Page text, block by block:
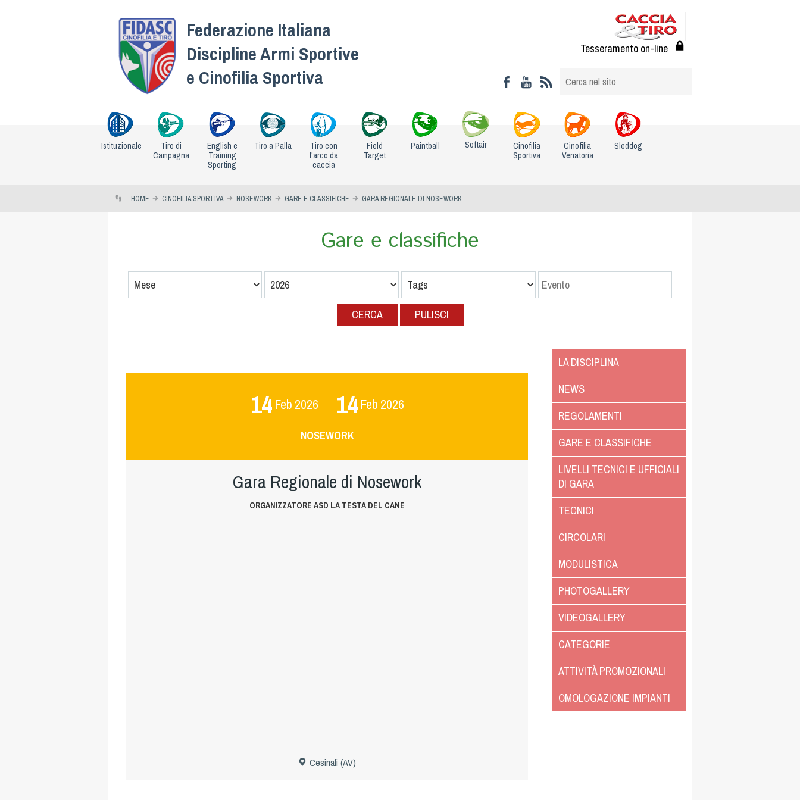
Federazione Italiana
Discipline Armi Sportive
e Cinofilia Sportiva
Tesseramento on-line
Istituzionale
Tiro di
Campagna
English e
Training
Sporting
Tiro a Palla
Tiro con
l'arco da
caccia
Field
Target
Paintball Softair
Cinofilia
Sportiva
Cinofilia
Venatoria
Sleddog
HOME CINOFILIA SPORTIVA NOSEWORK GARE E CLASSIFICHE GARA REGIONALE DI NOSEWORK
Gare e classifiche
CERCA PULISCI
14 Feb 2026 14 Feb 2026
NOSEWORK
Gara Regionale di Nosework
ORGANIZZATORE ASD LA TESTA DEL CANE
Cesinali (AV)
LA DISCIPLINA
NEWS
REGOLAMENTI
GARE E CLASSIFICHE
LIVELLI TECNICI E UFFICIALI
DI GARA
TECNICI
CIRCOLARI
MODULISTICA
PHOTOGALLERY
VIDEOGALLERY
CATEGORIE
ATTIVITÀ PROMOZIONALI
OMOLOGAZIONE IMPIANTI